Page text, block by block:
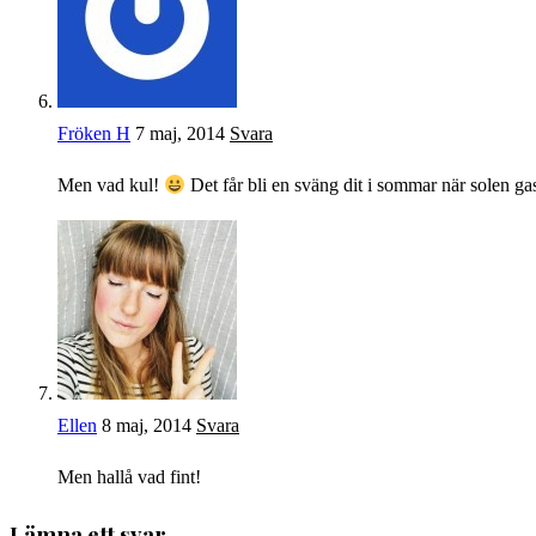
Fröken H 7 maj, 2014 Svara
Men vad kul! Det får bli en sväng dit i sommar när solen
Ellen 8 maj, 2014 Svara
Men hallå vad fint!